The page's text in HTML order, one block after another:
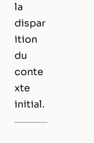
la
dispar
ition
du
conte
xte
initial.